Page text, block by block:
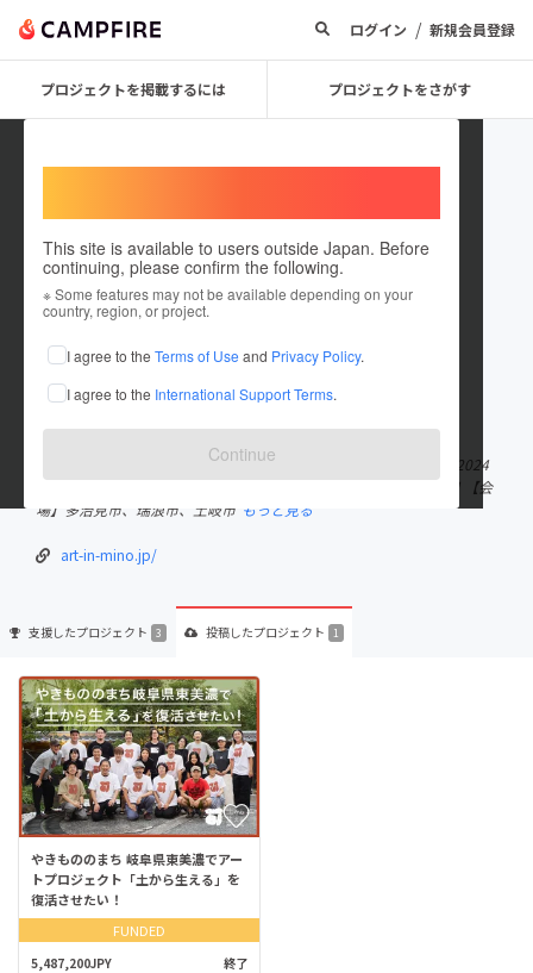
ログイン / 新規会員登録
プロジェクトを掲載するには プロジェクトをさがす
This site is available to users outside Japan. Before
continuing, please confirm the following.
※ Some features may not be available depending on your
country, region, or project.
I agree to the Terms of Use and Privacy Policy.
I agree to the International Support Terms.
Continue
art_in_mino_2024
これまでに3回支援して1件のプロジェクトを投稿しています
在住国：日本 現在地：未設定
出身国：日本 出身地：未設定
やきもののまち 東美濃を舞台にしたアートプロジェクト 【会期】2024
年10月18日（金） - 11月17日（日） 上記期間の金・土・日・祝日 【会
場】多治見市、瑞浪市、土岐市 もっと見る
art-in-mino.jp/
支援したプロジェクト 3 投稿したプロジェクト 1
やきもののまち 岐阜県東美濃でアー
トプロジェクト「土から生える」を
復活させたい！
FUNDED
5,487,200JPY 終了